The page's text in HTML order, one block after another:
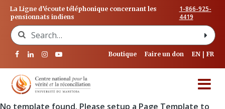
La Ligne d’écoute téléphonique concernant les
pensionnats indiens
1-866-925-
4419
Search for:
Boutique Faire un don EN FR
No template found. Please setup a Page Template to